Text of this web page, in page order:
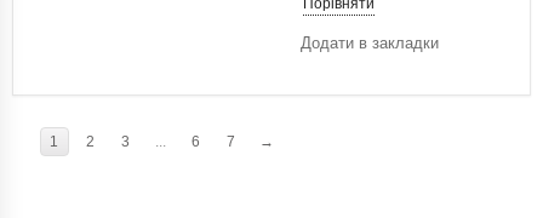
Додати в закладки
1 2 3 6 7 →